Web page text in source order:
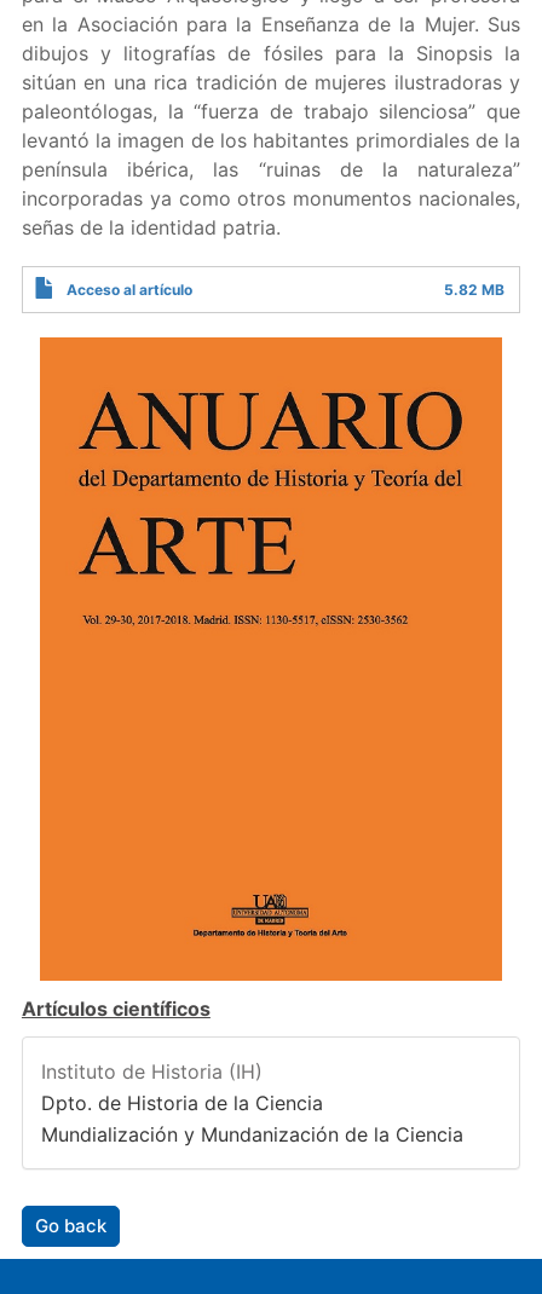
en la Asociación para la Enseñanza de la Mujer. Sus
dibujos y litografías de fósiles para la Sinopsis la
sitúan en una rica tradición de mujeres ilustradoras y
paleontólogas, la “fuerza de trabajo silenciosa” que
levantó la imagen de los habitantes primordiales de la
península ibérica, las “ruinas de la naturaleza”
incorporadas ya como otros monumentos nacionales,
señas de la identidad patria.
Acceso al artículo 5.82 MB
Artículos científicos
Instituto de Historia (IH)
Dpto. de Historia de la Ciencia
Mundialización y Mundanización de la Ciencia
Go back